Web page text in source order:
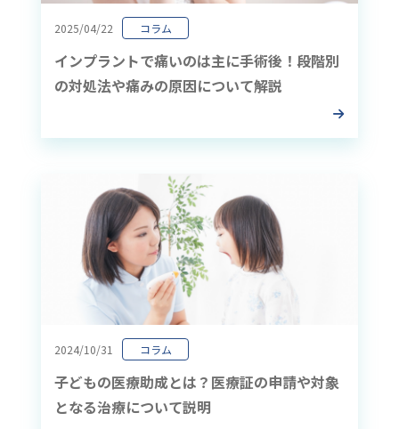
2025/04/22 コラム
インプラントで痛いのは主に手術後！段階別
の対処法や痛みの原因について解説
2024/10/31 コラム
子どもの医療助成とは？医療証の申請や対象
となる治療について説明